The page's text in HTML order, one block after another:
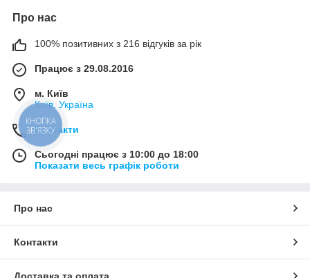
Про нас
100% позитивних з 216 відгуків за рік
Працює з 29.08.2016
м. Київ
Київ, Україна
Контакти
Сьогодні працює з 10:00 до 18:00
Показати весь графік роботи
Про нас
Контакти
КНОПКА
ЗВ'ЯЗКУ